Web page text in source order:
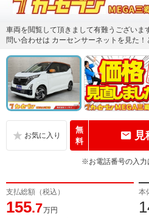
車両を閲覧して頂きまして有難うございま
問い合わせは カーセンサーネットを見た！
無
料
※お電話番号の入力
支払総額（税込）
155.7万円
本